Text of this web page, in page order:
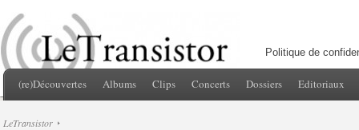
Politique de
(re)Découvertes Albums Clips Concerts Dossiers Editoriaux
LeTransistor